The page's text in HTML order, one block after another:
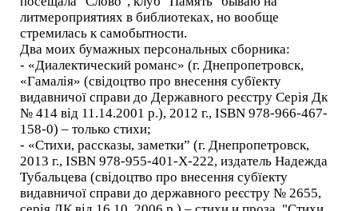
литмероприятиях в библиотеках, но вообще
стремилась к самобытности.
Два моих бумажных персональных сборника:
- «Диалектический романс» (г. Днепропетровск,
«Гамалія» (свідоцтво про внесення субїекту
видавничої справи до Державного реєстру Серія Дк
№ 414 від 11.14.2001 р.), 2012 г., ISBN 978-966-467-
158-0) – только стихи;
- «Стихи, рассказы, заметки” (г. Днепропетровск,
2013 г., ISBN 978-955-401-X-222, издатель Надежда
Тубальцева (свідоцтво про внесення субїекту
видавничої справи до державного реєстру № 2655,